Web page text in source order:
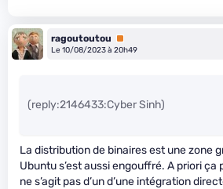
ragoutoutou
Premium
Le 10/08/2023 à 20h49
(reply:2146433:Cyber Sinh)
La distribution de binaires est une zone
Ubuntu s’est aussi engouffré. A priori ça
ne s’agit pas d’un d’une intégration